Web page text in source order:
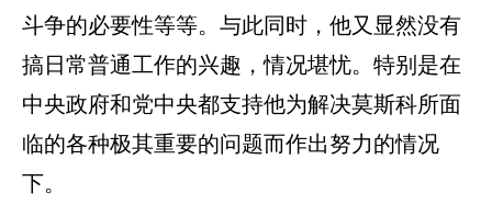
斗争的必要性等等。与此同时，他又显然没有
搞日常普通工作的兴趣，情况堪忧。特别是在
中央政府和党中央都支持他为解决莫斯科所面
临的各种极其重要的问题而作出努力的情况
下。